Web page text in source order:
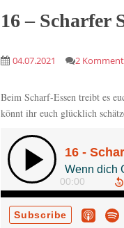
16 – Scharfer
04.07.2021 2
Beim Scharf-Essen treibt es
könnt ihr euch glücklich